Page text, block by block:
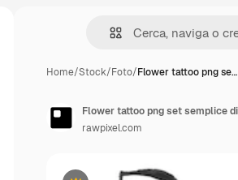
Home/Stock/Foto/Flower tattoo png se…
rawpixel.com